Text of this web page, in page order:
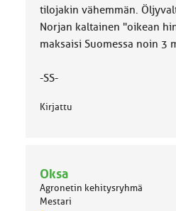
tilojakin vähemmän.
Norjan kaltainen "oikean
maksaisi Suomessa noin 3
-SS-
Kirjattu
Oksa
Agronetin kehitysryhmä
Mestari